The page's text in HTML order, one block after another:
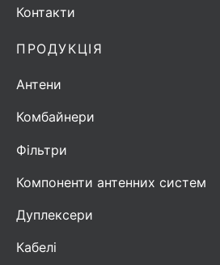
ПРОДУКЦІЯ
Антени
Комбайнери
Фільтри
Компоненти антенних систем
Дуплексери
Кабелі
Контакти